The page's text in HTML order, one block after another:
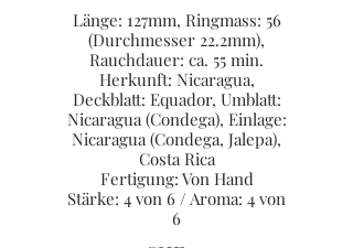
Länge: 127mm, Ringmass: 56
(Durchmesser 22.2mm),
Rauchdauer: ca. 55 min.
Herkunft: Nicaragua,
Deckblatt: Equador, Umblatt:
Nicaragua (Condega), Einlage:
Nicaragua (Condega, Jalepa),
Costa Rica
Fertigung: Von Hand
Stärke: 4 von 6 / Aroma: 4 von
6